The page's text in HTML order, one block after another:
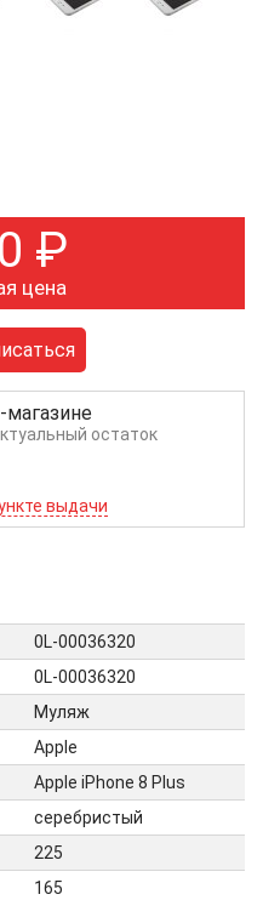
₽
цена
остаток
выдачи
0L-00036320
0L-00036320
Муляж
Apple
Apple iPhone 8 Plus
серебристый
225
165